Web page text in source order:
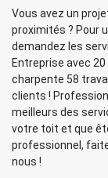
Vous avez un
proximités ? Pour
demandez les
Entreprise avec
charpente 58
clients !
meilleurs des
votre toit et que
professionnel,
nous !